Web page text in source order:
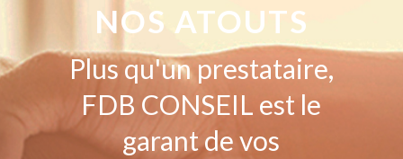
NOS ATOUTS
Plus qu'un prestataire,
FDB CONSEIL est le
garant de vos